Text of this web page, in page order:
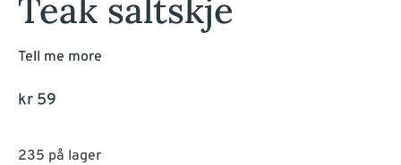
Teak saltskje
Tell me more
kr 59
235 på lager